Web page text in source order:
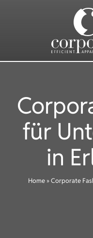
für
in
Home »Corporate